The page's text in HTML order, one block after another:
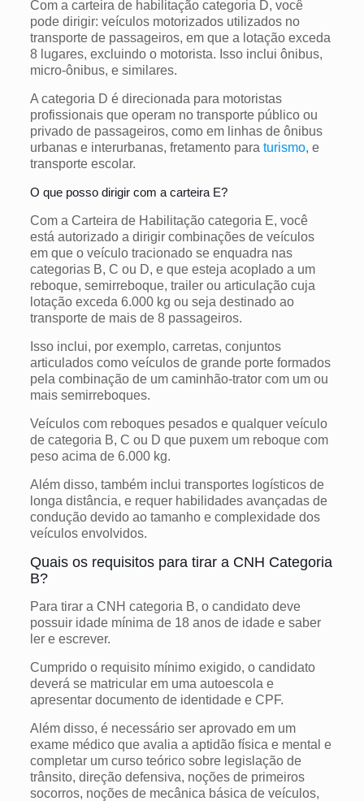
Com a carteira de habilitação categoria D, você
pode dirigir: veículos motorizados utilizados no
transporte de passageiros, em que a lotação exceda
8 lugares, excluindo o motorista. Isso inclui ônibus,
micro-ônibus, e similares.
A categoria D é direcionada para motoristas
profissionais que operam no transporte público ou
privado de passageiros, como em linhas de ônibus
urbanas e interurbanas, fretamento para turismo, e
transporte escolar.
O que posso dirigir com a carteira E?
Com a Carteira de Habilitação categoria E, você
está autorizado a dirigir combinações de veículos
em que o veículo tracionado se enquadra nas
categorias B, C ou D, e que esteja acoplado a um
reboque, semirreboque, trailer ou articulação cuja
lotação exceda 6.000 kg ou seja destinado ao
transporte de mais de 8 passageiros.
Isso inclui, por exemplo, carretas, conjuntos
articulados como veículos de grande porte formados
pela combinação de um caminhão-trator com um ou
mais semirreboques.
Veículos com reboques pesados e qualquer veículo
de categoria B, C ou D que puxem um reboque com
peso acima de 6.000 kg.
Além disso, também inclui transportes logísticos de
longa distância, e requer habilidades avançadas de
condução devido ao tamanho e complexidade dos
veículos envolvidos.
Quais os requisitos para tirar a CNH Categoria
B?
Para tirar a CNH categoria B, o candidato deve
possuir idade mínima de 18 anos de idade e saber
ler e escrever.
Cumprido o requisito mínimo exigido, o candidato
deverá se matricular em uma autoescola e
apresentar documento de identidade e CPF.
Além disso, é necessário ser aprovado em um
exame médico que avalia a aptidão física e mental e
completar um curso teórico sobre legislação de
trânsito, direção defensiva, noções de primeiros
socorros, noções de mecânica básica de veículos,